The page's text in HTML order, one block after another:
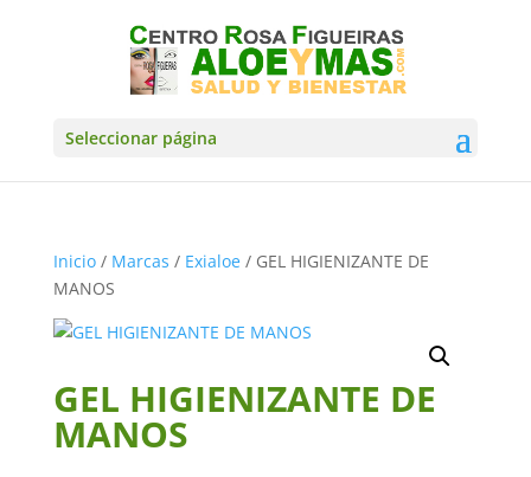
Seleccionar página
Inicio/ Marcas / Exialoe/ GEL HIGIENIZANTE DE
MANOS
GEL HIGIENIZANTE DE
MANOS